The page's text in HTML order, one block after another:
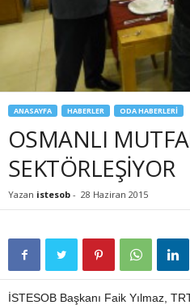
ANASAYFA HABERLER ODA HABERLERİ
OSMANLI
SEKTÖRLEŞİYOR
Yazan istesob - 28 Haziran 2015
İSTESOB Başkanı Faik Yılmaz,